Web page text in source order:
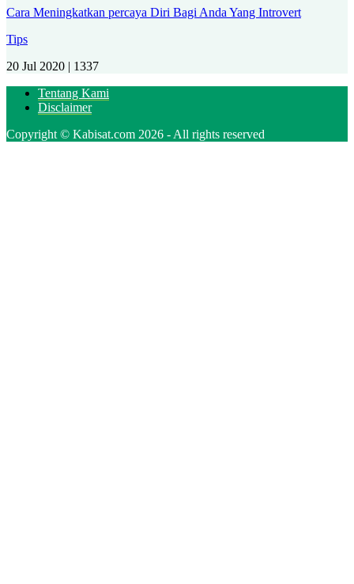
Cara Meningkatkan percaya Diri Bagi Anda Yang Introvert
Tips
20 Jul 2020 | 1337
Tentang Kami
Disclaimer
Copyright © Kabisat.com 2026 - All rights reserved